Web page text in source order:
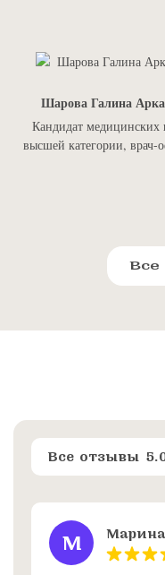
Шарова Галина
Кандидат медицинских
высшей категории, врач-
Все
Все отзывы
М Марина